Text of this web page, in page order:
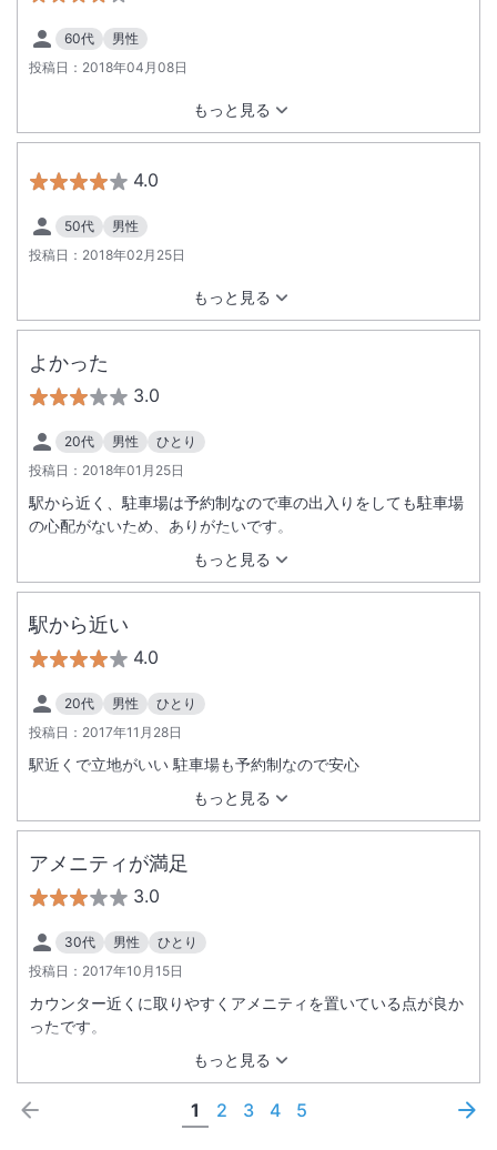
60代
男性
投稿日： 2018年04月08日
もっと見る
4.0
50代
男性
投稿日： 2018年02月25日
もっと見る
よかった
3.0
20代 男性
ひとり
投稿日： 2018年01月25日
もっと見る
駅から近く、駐車場は予約制なので車の出入りをしても駐車場
の心配がないため、ありがたいです。
駅から近い
4.0
20代 男性
ひとり
投稿日： 2017年11月28日
もっと見る
駅近くで立地がいい 駐車場も予約制なので安心
アメニティが満足
3.0
30代 男性
ひとり
投稿日： 2017年10月15日
もっと見る
カウンター近くに取りやすくアメニティを置いている点が良か
ったです。
1 2 3 4 5